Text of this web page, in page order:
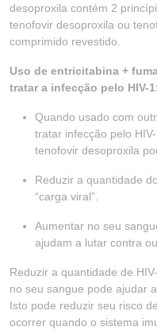
desoproxila contém 2
tenofovir desoproxila ou
comprimido revestido.
Uso de entricitabina +
tratar a infecção pelo HIV-
Quando usado com
tratar infecção pelo
tenofovir desoproxila
Reduzir a quantidade
“carga viral”.
Aumentar no seu
ajudam a lutar contra
Reduzir a quantidade de
no seu sangue pode ajudar
Isto pode reduzir seu risco
ocorrer quando o sistema